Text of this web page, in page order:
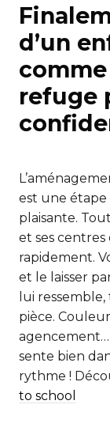
d’un
refuge
est une
plaisante.
et ses
rapidement.
et le laisser
lui
pièce.
sente bien
rythme !
to school